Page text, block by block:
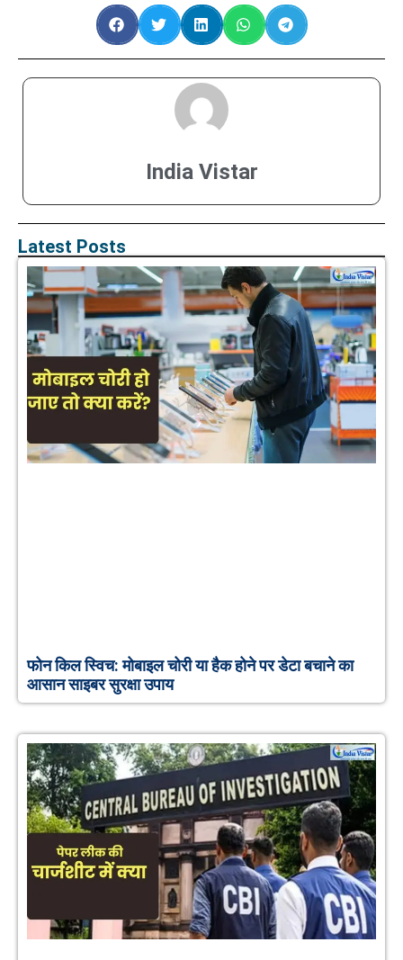
India Vistar
Latest Posts
फोन किल स्विच: मोबाइल चोरी या हैक होने पर डेटा बचाने का
आसान साइबर सुरक्षा उपाय